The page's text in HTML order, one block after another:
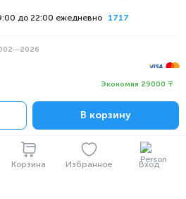
Корзина Избранное Вход
Экономия 29000 ₸
В корзину
1717
до 22:00 ежедневно